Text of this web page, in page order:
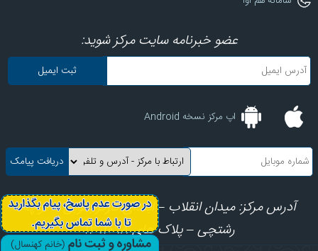
عضو خبرنامه سایت مرکز شوید:
اپ مرکز نسخه Android
آدرس مرکز: میدان انقلاب – ابتدای کارگرجنوبی – کوچه
رشتچی – پلاک های 8، 10، 12